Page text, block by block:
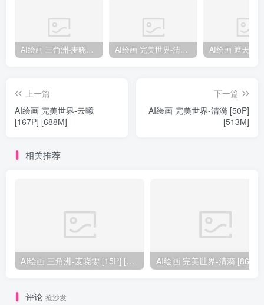
AI绘画 三角洲-麦晓雯 [15P] [57M] AI绘画 完美世界-清漪 [86P] [1173M]
上一篇
AI绘画 完美世界-云曦
[167P] [688M]
下一篇
AI绘画 完美世界-清漪 [50P]
[513M]
相关推荐
AI绘画 三角洲-麦晓雯 [15P] [57M]
评论 抢沙发